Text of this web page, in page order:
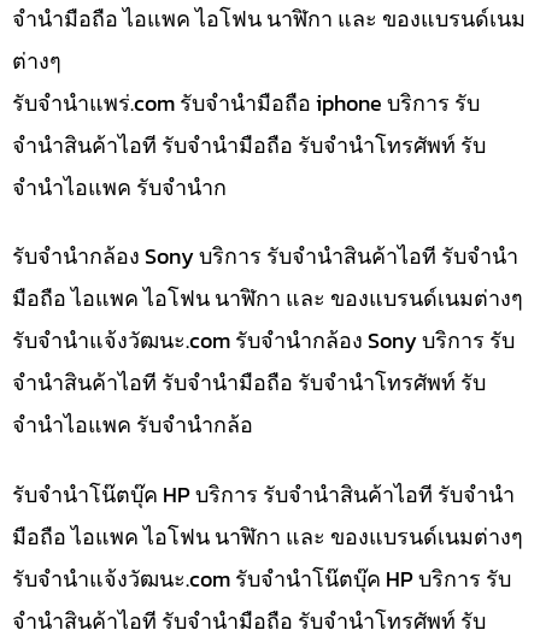
จำนำมือถือ ไอแพค ไอโฟน นาฬิกา และ ของแบรนด์เนม
ต่างๆ
รับจํานําแพร่.com รับจำนำมือถือ iphone บริการ รับ
จำนำสินค้าไอที รับจำนำมือถือ รับจำนำโทรศัพท์ รับ
จำนำไอแพค รับจำนำก
รับจำนำกล้อง Sony บริการ รับจำนำสินค้าไอที รับจำนำ
มือถือ ไอแพค ไอโฟน นาฬิกา และ ของแบรนด์เนมต่างๆ
รับจํานําแจ้งวัฒนะ.com รับจำนำกล้อง Sony บริการ รับ
จำนำสินค้าไอที รับจำนำมือถือ รับจำนำโทรศัพท์ รับ
จำนำไอแพค รับจำนำกล้อ
รับจำนำโน๊ตบุ๊ค HP บริการ รับจำนำสินค้าไอที รับจำนำ
มือถือ ไอแพค ไอโฟน นาฬิกา และ ของแบรนด์เนมต่างๆ
รับจํานําแจ้งวัฒนะ.com รับจำนำโน๊ตบุ๊ค HP บริการ รับ
จำนำสินค้าไอที รับจำนำมือถือ รับจำนำโทรศัพท์ รับ